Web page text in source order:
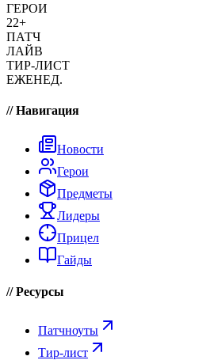
ГЕРОИ
22+
ПАТЧ
ЛАЙВ
ТИР-ЛИСТ
ЕЖЕНЕД.
// Навигация
Новости
Герои
Предметы
Лидеры
Прицел
Гайды
// Ресурсы
Патчноуты
Тир-лист